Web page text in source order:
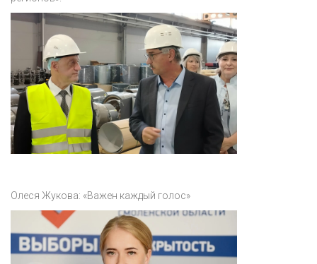
Олеся Жукова: «Важен каждый голос»